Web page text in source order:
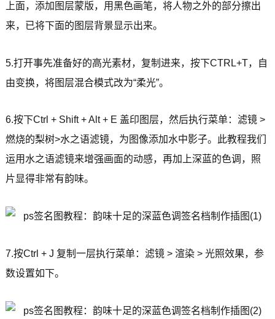
上面，添加图层蒙版，用黑色画笔，将人物之外的部分擦出
来，已将下面的图层背景显示出来。
5.打开事先准备好的高光素材，复制进来，按下CTRL+T，自
由变换，将图层混合模式改为“柔光”。
6.按下Ctrl + Shift + Alt + E 盖印图层，然后执行菜单：滤镜 >
燃烧的梨树>水之语滤镜，为图像添加水中影子。此教程我们
运用水之语滤镜来增强画面的动感，再加上深蓝的色调，照
片显得非常有韵味。
7.按Ctrl + J 复制一层执行菜单：滤镜 > 渲染 > 光照效果，参
数设置如下。